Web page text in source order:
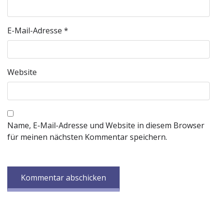
E-Mail-Adresse *
Website
Name, E-Mail-Adresse und Website in diesem Browser
für meinen nächsten Kommentar speichern.